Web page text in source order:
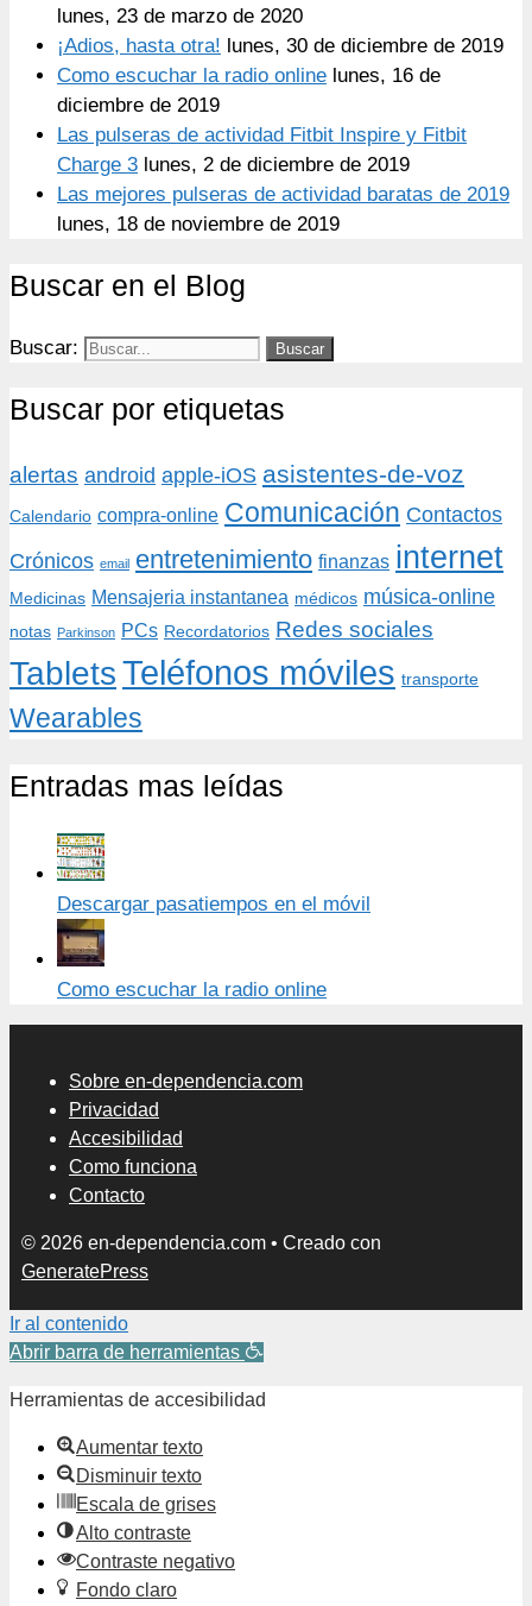
lunes, 23 de marzo de 2020
¡Adios, hasta otra! lunes, 30 de diciembre de 2019
Como escuchar la radio online lunes, 16 de
diciembre de 2019
Las pulseras de actividad Fitbit Inspire y Fitbit
Charge 3 lunes, 2 de diciembre de 2019
Las mejores pulseras de actividad baratas de 2019
lunes, 18 de noviembre de 2019
Buscar en el Blog
Buscar:
Buscar por etiquetas
alertas android apple-iOS asistentes-de-voz
Calendario compra-online Comunicación Contactos
Crónicos email entretenimiento finanzas internet
Medicinas Mensajeria instantanea médicos música-online
notas Parkinson PCs Recordatorios Redes sociales
TabletsTeléfonos móviles transporte
Wearables
Entradas mas leídas
Descargar pasatiempos en el móvil
Como escuchar la radio online
Sobre en-dependencia.com
Privacidad
Accesibilidad
Como funciona
Contacto
© 2026 en-dependencia.com • Creado con
GeneratePress
Ir al contenido
Abrir barra de herramientas
Herramientas de accesibilidad
Aumentar texto
Disminuir texto
Escala de grises
Alto contraste
Contraste negativo
Fondo claro